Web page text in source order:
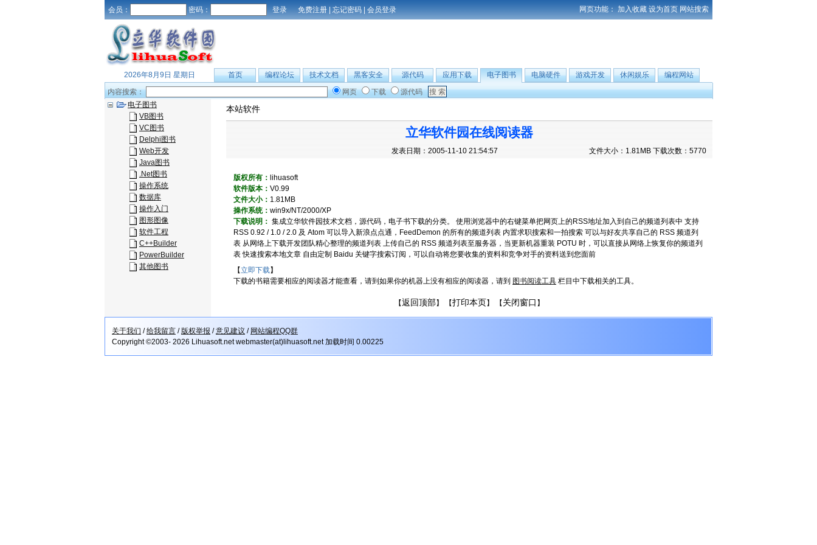
会员： 密码： 免费注册 | 忘记密码 | 会员登录 网页功能： 加入收藏 设为首页 网站搜索
2026年8月9日 星期日 首页 编程论坛 技术文档 黑客安全 源代码 应用下载 电子图书 电脑硬件 游戏开发 休闲娱乐
编程网站
内容搜索：
网页 下载
源代码
电子图书
VB图书
VC图书
Delphi图书
Web开发
Java图书
.Net图书
操作系统
数据库
操作入门
图形图像
软件工程
C++Builder
PowerBuilder
其他图书
本站软件
立华软件园在线阅读器
发表日期：2005-11-10 21:54:57 文件大小：1.81MB 下载次数：5770
版权所有： lihuasoft
软件版本： V0.99
文件大小： 1.81MB
操作系统： win9x/NT/2000/XP
下载说明： 集成立华软件园技术文档，源代码，电子书下载的分类。 使用浏览器中的右键菜单把网页上的RSS地址加入到自己的频道列表中 支持
RSS 0.92 / 1.0 / 2.0 及 Atom 可以导入新浪点点通，FeedDemon 的所有的频道列表 内置求职搜索和一拍搜索 可以与好友共享自己的 RSS 频道列
表 从网络上下载开发团队精心整理的频道列表 上传自己的 RSS 频道列表至服务器，当更新机器重装 POTU 时，可以直接从网络上恢复你的频道列
表 快速搜索本地文章 自由定制 Baidu 关键字搜索订阅，可以自动将您要收集的资料和竞争对手的资料送到您面前
【立即下载】
下载的书籍需要相应的阅读器才能查看，请到如果你的机器上没有相应的阅读器，请到 图书阅读工具 栏目中下载相关的工具。
【返回顶部】 【打印本页】 【 关闭窗口 】
关于我们 /给我留言 /版权举报 /意见建议 / 网站编程QQ群
Copyright ©2003- 2026 Lihuasoft.net webmaster(at)lihuasoft.net 加载时间 0.00225